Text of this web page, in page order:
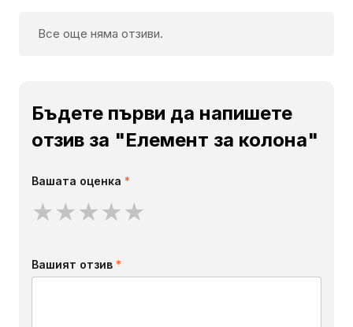
Все още няма отзиви.
Бъдете първи да напишете
отзив за "Елемент за колона"
Вашата оценка *
★★★★★
Вашият отзив *